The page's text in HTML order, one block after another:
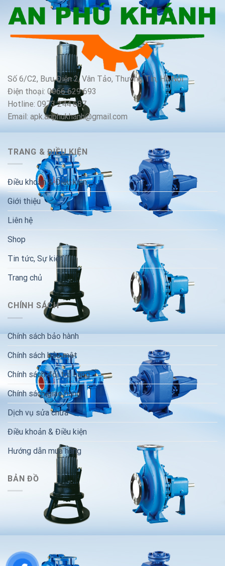
Số 6/C2, Bưu Điện 2, Vân Tảo, Thường Tín, Hà Nội
Điện thoại: 0966 629 693
Hotline: 0973 244 687
Email: apk.anphukhanh@gmail.com
TRANG & ĐIỀU KIỆN
Điều khoản & Điều kiện
Giới thiệu
Liên hệ
Shop
Tin tức, Sự kiện
Trang chủ
CHÍNH SÁCH
Chính sách bảo hành
Chính sách bảo mật
Chính sách đổi trả hàng
Chính sách giao hàng
Dịch vụ sửa chữa
Điều khoản & Điều kiện
Hướng dẫn mua hàng
BẢN ĐỒ